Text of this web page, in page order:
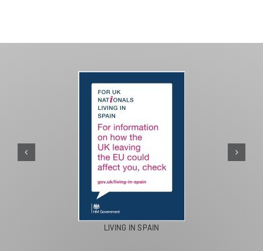
LIVING IN SPAIN